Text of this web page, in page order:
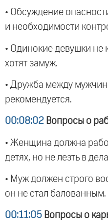
• Обсуждение
и необходимости
• Одинокие девушки не
хотят замуж.
• Дружба между
рекомендуется.
00:08:02 Вопросы о
• Женщина должна
детях, но не лезть в
• Муж должен строго
он не стал балованным.
00:11:05 Вопросы о